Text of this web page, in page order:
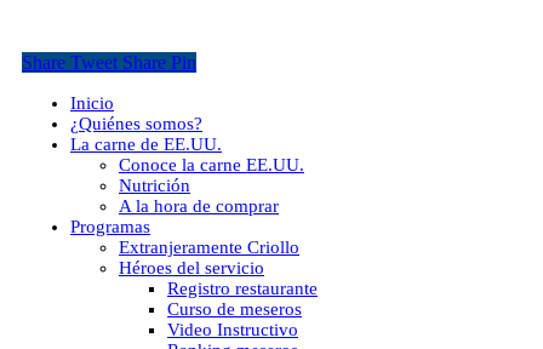
Share Tweet Share Pin
Close
Menu
Inicio
¿Quiénes somos?
La carne de EE.UU.
Conoce la carne EE.UU.
Nutrición
A la hora de comprar
Programas
Extranjeramente Criollo
Héroes del servicio
Registro restaurante
Curso de meseros
Video Instructivo